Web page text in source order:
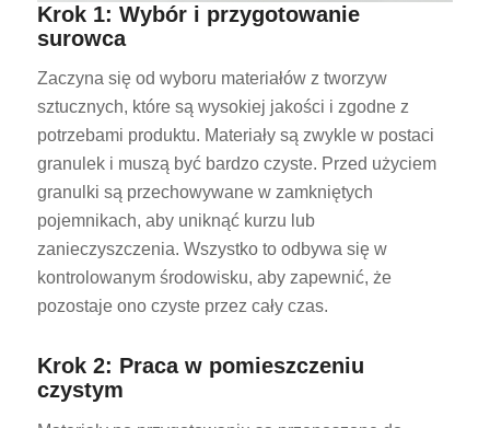
Krok 1: Wybór i przygotowanie
surowca
Zaczyna się od wyboru materiałów z tworzyw
sztucznych, które są wysokiej jakości i zgodne z
potrzebami produktu. Materiały są zwykle w postaci
granulek i muszą być bardzo czyste. Przed użyciem
granulki są przechowywane w zamkniętych
pojemnikach, aby uniknąć kurzu lub
zanieczyszczenia. Wszystko to odbywa się w
kontrolowanym środowisku, aby zapewnić, że
pozostaje ono czyste przez cały czas.
Krok 2: Praca w pomieszczeniu
czystym